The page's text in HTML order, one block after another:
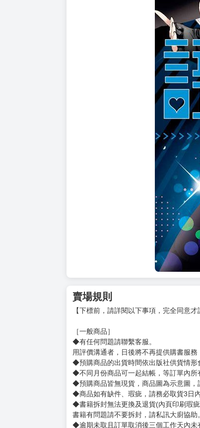
賣場規則
【下標前，請詳閱以下事項，完全同意
［一般商品］
◆有任何問題請聯繫客服。
用評價溝通者，日後將不再提供購書服務
◆預購商品的出貨時間依出版社供貨情形
◆不同月份商品可一起結帳，等訂單內所
◆預購商品皆無現貨，商品圖為示意圖，
◆商品如有缺件、瑕疵，請務必取貨3日
◆書籍拆封無法更換及退貨(內頁印刷瑕
書籍有問題請不要拆封，請私訊大廚協助。
◆逾期未取且訂單取消後三個工作天內未